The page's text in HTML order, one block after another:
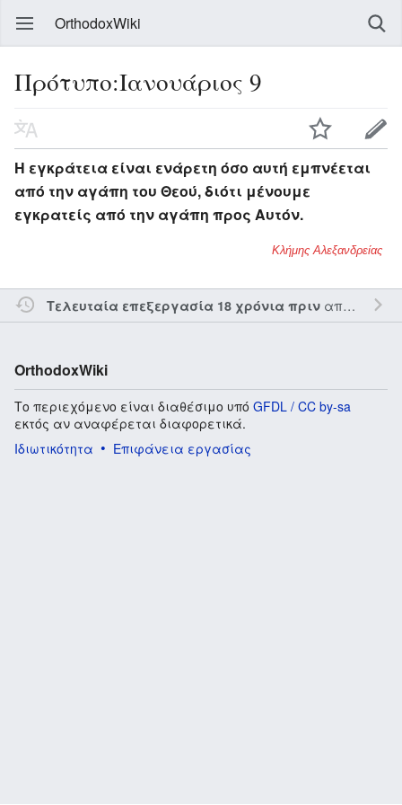
OrthodoxWiki
Πρότυπο:Ιανουάριος 9
Η εγκράτεια είναι ενάρετη όσο αυτή εμπνέεται
από την αγάπη του Θεού, διότι μένουμε
εγκρατείς από την αγάπη προς Αυτόν.
Κλήμης Αλεξανδρείας
Τελευταία επεξεργασία 18 χρόνια πριναπό τον την
OrthodoxWiki
Το περιεχόμενο είναι διαθέσιμο υπό GFDL / CC by-sa
εκτός αν αναφέρεται διαφορετικά.
Ιδιωτικότητα
Επιφάνεια εργασίας